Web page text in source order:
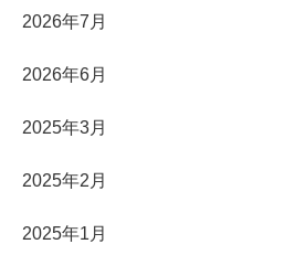
2026年7月
2026年6月
2025年3月
2025年2月
2025年1月